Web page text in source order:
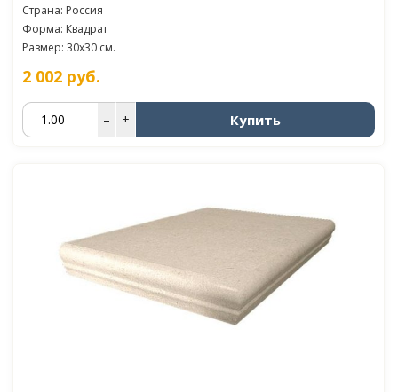
Страна: Россия
Форма: Квадрат
Размер: 30x30 см.
2 002 руб.
– + Купить